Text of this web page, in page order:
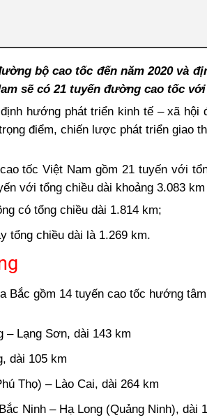
bộ cao tốc đến năm 2020 và
sẽ có 21 tuyến đường cao tốc
hướng phát triển kinh tế – xã hội
điểm, chiến lược phát triển giao
tốc Việt Nam gồm 21 tuyến với
với tổng chiều dài khoảng 3.083 km
có tổng chiều dài 1.814 km;
tổng chiều dài là 1.269 km.
Bắc gồm 14 tuyến cao tốc hướng
– Lạng Sơn, dài 143 km
dài 105 km
Thọ) – Lào Cai, dài 264 km
Ninh – Hạ Long (Quảng Ninh), dài